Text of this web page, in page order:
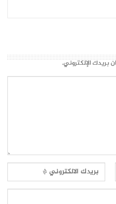
بريدك الإلكتروني.